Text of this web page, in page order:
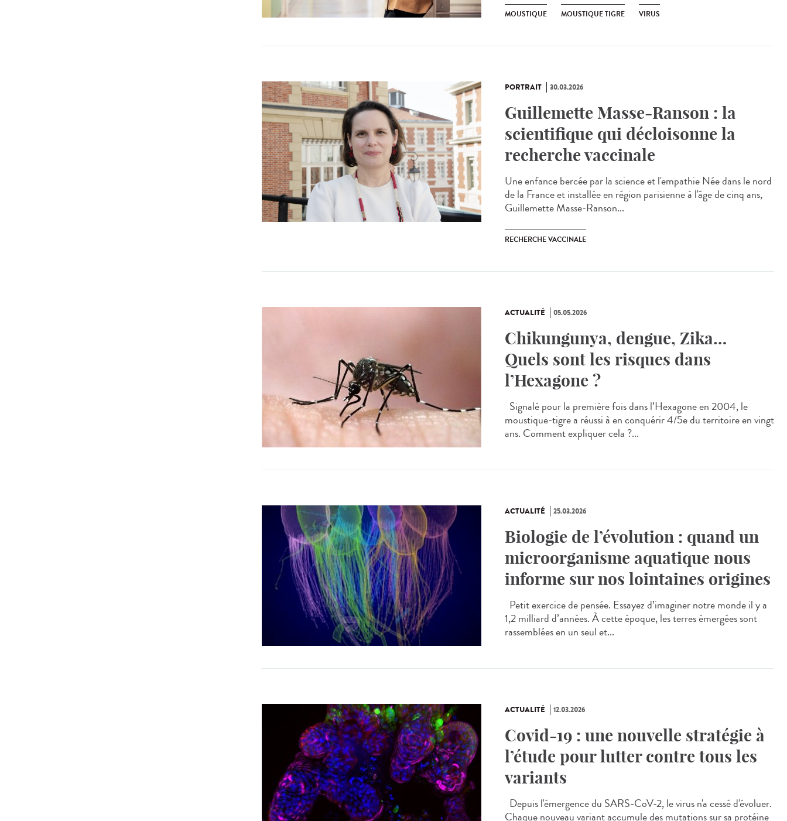
MOUSTIQUE MOUSTIQUE TIGRE VIRUS
PORTRAIT 30.03.2026
Guillemette Masse-Ranson : la
scientifique qui décloisonne la
recherche vaccinale
Une enfance bercée par la science et l'empathie Née dans le nord
de la France et installée en région parisienne à l'âge de cinq ans,
Guillemette Masse-Ranson...
RECHERCHE VACCINALE
ACTUALITÉ 05.05.2026
Chikungunya, dengue, Zika…
Quels sont les risques dans
l’Hexagone ?
Signalé pour la première fois dans l’Hexagone en 2004, le
moustique-tigre a réussi à en conquérir 4/5e du territoire en vingt
ans. Comment expliquer cela ?...
ACTUALITÉ 25.03.2026
Biologie de l’évolution : quand un
microorganisme aquatique nous
informe sur nos lointaines origines
Petit exercice de pensée. Essayez d’imaginer notre monde il y a
1,2 milliard d’années. À cette époque, les terres émergées sont
rassemblées en un seul et...
ACTUALITÉ 12.03.2026
Covid-19 : une nouvelle stratégie à
l’étude pour lutter contre tous les
variants
Depuis l'émergence du SARS-CoV-2, le virus n'a cessé d'évoluer.
Chaque nouveau variant accumule des mutations sur sa protéine